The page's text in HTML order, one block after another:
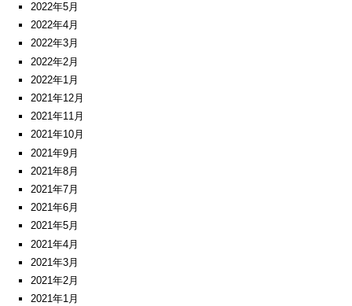
2022年5月
2022年4月
2022年3月
2022年2月
2022年1月
2021年12月
2021年11月
2021年10月
2021年9月
2021年8月
2021年7月
2021年6月
2021年5月
2021年4月
2021年3月
2021年2月
2021年1月